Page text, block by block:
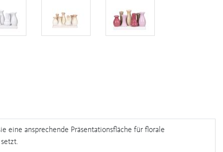
eine ansprechende Präsentationsfläche für florale